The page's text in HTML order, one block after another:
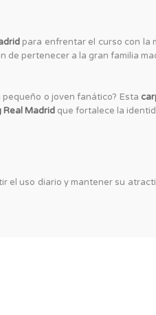
para enfrentar el curso con la
de pertenecer a la gran familia
o joven fanático? Esta
Real Madrid que fortalece la
uso diario y mantener su